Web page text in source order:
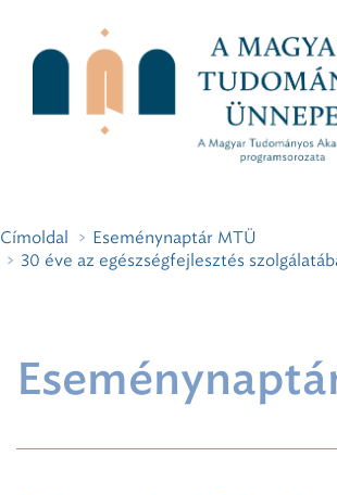
Címoldal
Eseménynaptár MTÜ
30 éve az egészségfejlesztés